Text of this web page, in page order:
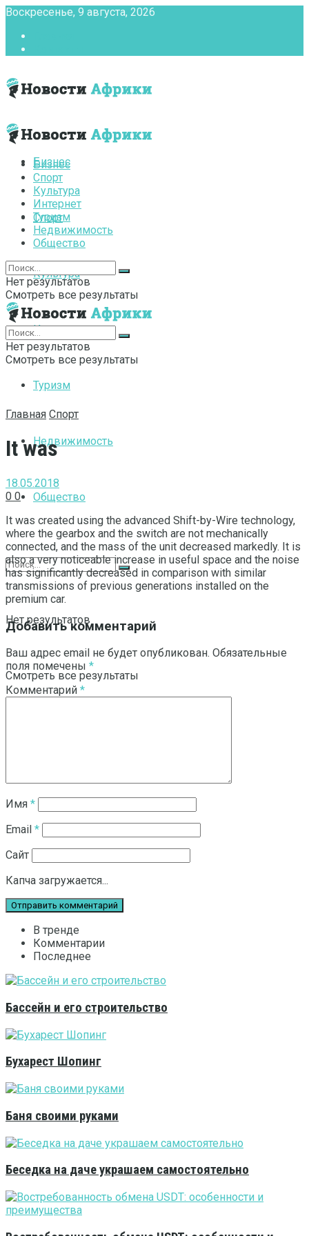
Воскресенье, 9 августа, 2026
Бизнес
Спорт
Культура
Интернет
Туризм
Недвижимость
Общество
Нет результатов
Смотреть все результаты
Бизнес
Спорт
Культура
Интернет
Туризм
Недвижимость
Общество
Нет результатов
Смотреть все результаты
Нет результатов
Смотреть все результаты
Главная Спорт
It was
18.05.2018
0 0
It was created using the advanced Shift-by-Wire technology,
where the gearbox and the switch are not mechanically
connected, and the mass of the unit decreased markedly. It is
also a very noticeable increase in useful space and the noise
has significantly decreased in comparison with similar
transmissions of previous generations installed on the
premium car.
Добавить комментарий
Ваш адрес email не будет опубликован. Обязательные
поля помечены *
Комментарий *
Имя *
Email *
Сайт
Капча загружается...
В тренде
Комментарии
Последнее
Бассейн и его строительство
Бухарест Шопинг
Баня своими руками
Беседка на даче украшаем самостоятельно